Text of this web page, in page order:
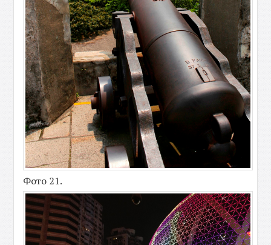
Фото 21.